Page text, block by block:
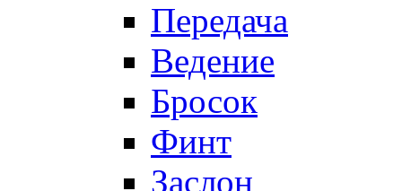
Передача
Ведение
Бросок
Финт
Заслон